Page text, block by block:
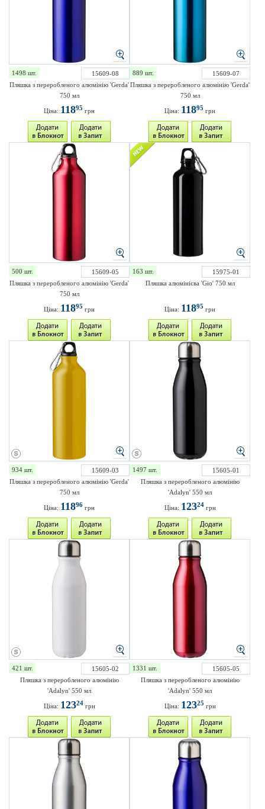
1498 шт.
15609-08
Пляшка з переробленого алюмінію 'Gerda'
750 мл
Ціна: 11895 грн
889 шт.
15609-07
Пляшка з переробленого алюмінію 'Gerda'
750 мл
Ціна: 11895 грн
500 шт.
15609-05
Пляшка з переробленого алюмінію 'Gerda'
750 мл
Ціна: 11895 грн
163 шт.
15975-01
Пляшка алюмінієва 'Gio' 750 мл
Ціна: 11895 грн
934 шт.
15609-03
Пляшка з переробленого алюмінію 'Gerda'
750 мл
Ціна: 11896 грн
1497 шт.
15605-01
Пляшка з переробленого алюмінію
'Adalyn' 550 мл
Ціна: 12324грн
421 шт.
15605-02
Пляшка з переробленого алюмінію
'Adalyn' 550 мл
Ціна: 12324грн
1331 шт.
15605-05
Пляшка з переробленого алюмінію
'Adalyn' 550 мл
Ціна: 12325 грн